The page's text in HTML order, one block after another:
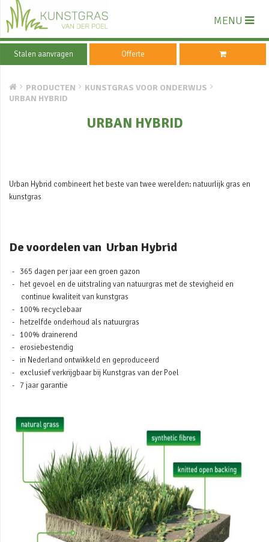
MENU
Stalen aanvragen Offerte
PRODUCTEN
KUNSTGRAS VOOR ONDERWIJS
URBAN HYBRID
URBAN HYBRID
Urban Hybrid combineert het beste van twee werelden: natuurlijk gras en
kunstgras
De voordelen van Urban Hybrid
365 dagen per jaar een groen gazon
het gevoel en de uitstraling van natuurgras met de stevigheid en
continue kwaliteit van kunstgras
100% recyclebaar
hetzelfde onderhoud als natuurgras
100% drainerend
erosiebestendig
in Nederland ontwikkeld en geproduceerd
exclusief verkrijgbaar bij Kunstgras van der Poel
7 jaar garantie